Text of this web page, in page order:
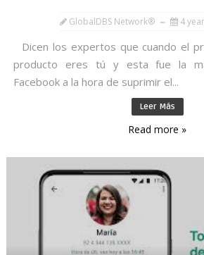
GlobalDBS Network® 4
Dicen los expertos que cuando el
producto eres tú y esta fue la
Facebook a la hora de suprimir el...
Leer Más
Read more »